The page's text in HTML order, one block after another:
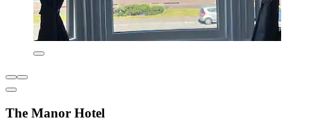
The Manor Hotel